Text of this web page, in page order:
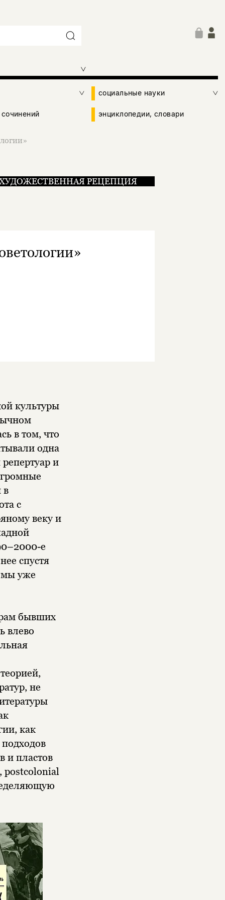
социальные науки
энциклопедии, словари
РЕЦЕПЦИЯ
культуры
в том, что
одна
и
в
с
веку и
е
спустя
уже
бывших
влево
не
как
и пластов
postcolonial